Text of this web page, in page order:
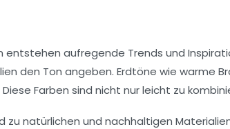
entstehen aufregende Trends und
den Ton angeben. Erdtöne wie warme
Farben sind nicht nur leicht zu
zu natürlichen und nachhaltigen